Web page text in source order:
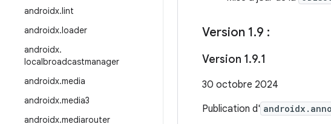
androidx.lint
androidx.loader
androidx.
localbroadcastmanager
androidx.media
androidx.media3
androidx.mediarouter
Version 1.9 :
Version 1.9.1
30 octobre 2024
Publication d'